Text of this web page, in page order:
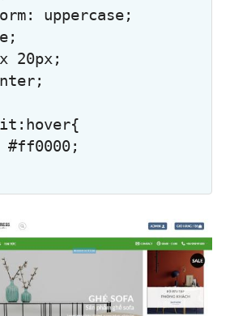
uppercase;
20px;
#ff0000;